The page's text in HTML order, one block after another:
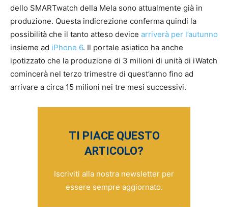
dello SMARTwatch della Mela sono attualmente già in
produzione. Questa indicrezione conferma quindi la
possibilità che il tanto atteso device arriverà per l’autunno
insieme ad iPhone 6. Il portale asiatico ha anche
ipotizzato che la produzione di 3 milioni di unità di iWatch
comincerà nel terzo trimestre di quest’anno fino ad
arrivare a circa 15 milioni nei tre mesi successivi.
TI PIACE QUESTO
ARTICOLO?
Iscriviti alla nostra newsletter per
essere sempre aggiornato.